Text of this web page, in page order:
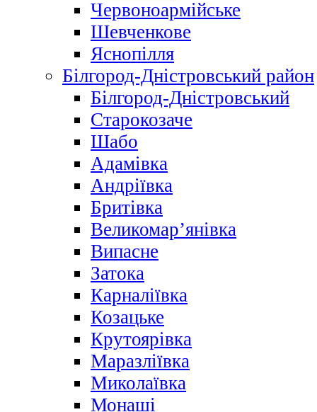
Червоноармійське
Шевченкове
Яснопілля
Білгород-Дністровський район
Білгород-Дністровський
Старокозаче
Шабо
Адамівка
Андріївка
Бритівка
Великомар’янівка
Випасне
Затока
Карналіївка
Козацьке
Крутоярівка
Маразліївка
Миколаївка
Монаші